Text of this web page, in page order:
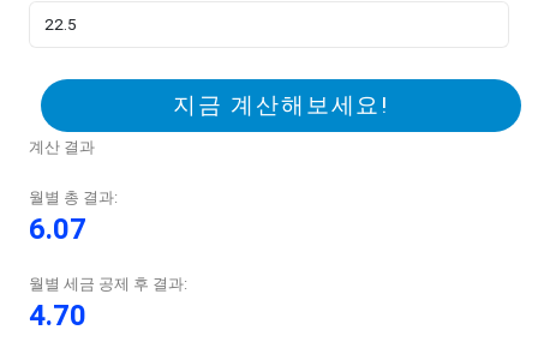
지금 계산해보세요!
계산 결과
월별 총 결과:
6.07
월별 세금 공제 후 결과:
4.70